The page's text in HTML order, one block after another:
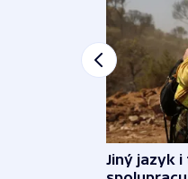
Jiný jazyk i